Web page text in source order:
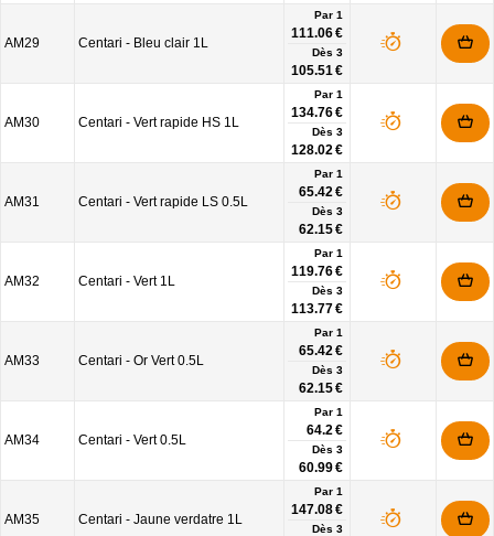
AM29 Centari - Bleu clair 1L
Par 1
111.06 €
Dès 3
105.51 €
AM30 Centari - Vert rapide HS 1L
Par 1
134.76 €
Dès 3
128.02 €
AM31 Centari - Vert rapide LS 0.5L
Par 1
65.42 €
Dès 3
62.15 €
AM32 Centari - Vert 1L
Par 1
119.76 €
Dès 3
113.77 €
AM33 Centari - Or Vert 0.5L
Par 1
65.42 €
Dès 3
62.15 €
AM34 Centari - Vert 0.5L
Par 1
64.2 €
Dès 3
60.99 €
AM35 Centari - Jaune verdatre 1L
Par 1
147.08 €
Dès 3